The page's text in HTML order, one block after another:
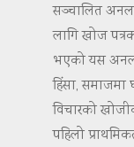
सञ्चालित
लागि खोज
भएको यस
हिंसा,
विचारको
पहिलो